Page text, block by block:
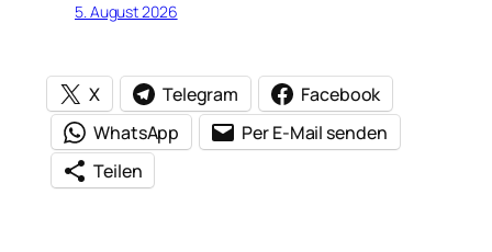
5. August 2026
X Telegram
Facebook
WhatsApp
Per E-Mail senden
Teilen